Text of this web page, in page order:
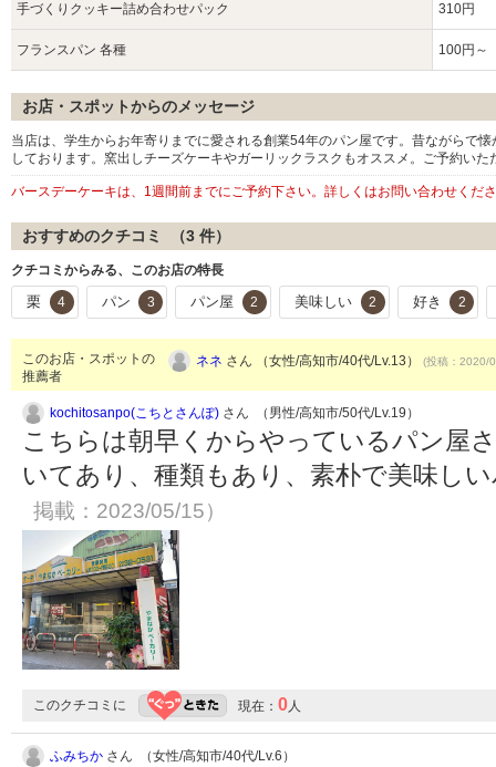
手づくりクッキー詰め合わせパック 310円
フランスパン 各種 100円～
お店・スポットからのメッセージ
当店は、学生からお年寄りまでに愛される創業54年のパン屋です。昔ながらで
しております。窯出しチーズケーキやガーリックラスクもオススメ。ご予約い
バースデーケーキは、1週間前までにご予約下さい。詳しくはお問い合わせくだ
おすすめのクチコミ （3 件）
クチコミからみる、このお店の特長
栗 4 パン 3 パン屋 2 美味しい 2 好き 2
このお店・スポットの
推薦者
ネネ さん （女性/高知市/40代/Lv.13） (投稿：2020/
kochitosanpo(こちとさんぽ) さん （男性/高知市/50代/Lv.19）
こちらは朝早くからやっているパン屋
いてあり、種類もあり、素朴で美味し
掲載：2023/05/15）
このクチコミに 現在： 0 人
ふみちか さん （女性/高知市/40代/Lv.6）